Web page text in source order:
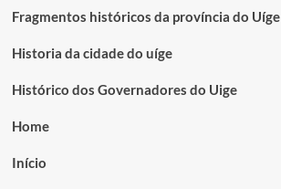
Fragmentos históricos da província do Uíge
Historia da cidade do uíge
Histórico dos Governadores do Uige
Home
Início